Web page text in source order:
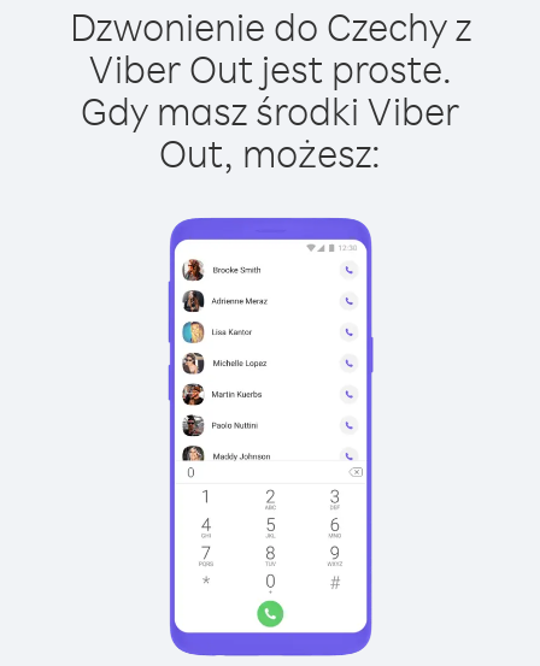
Dzwonienie do Czechy z
Viber Out jest proste.
Gdy masz środki Viber
Out, możesz: